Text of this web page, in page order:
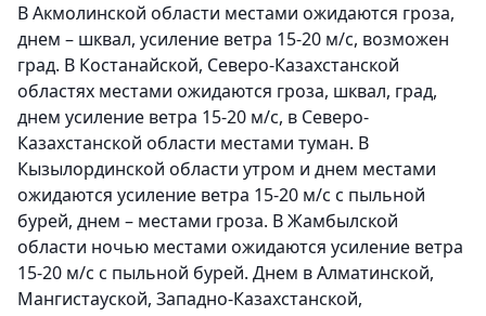
В Акмолинской области местами ожидаются гроза,
днем – шквал, усиление ветра 15-20 м/с, возможен
град. В Костанайской, Северо-Казахстанской
областях местами ожидаются гроза, шквал, град,
днем усиление ветра 15-20 м/с, в Северо-
Казахстанской области местами туман. В
Кызылординской области утром и днем местами
ожидаются усиление ветра 15-20 м/с с пыльной
бурей, днем – местами гроза. В Жамбылской
области ночью местами ожидаются усиление ветра
15-20 м/с с пыльной бурей. Днем в Алматинской,
Мангистауской, Западно-Казахстанской,